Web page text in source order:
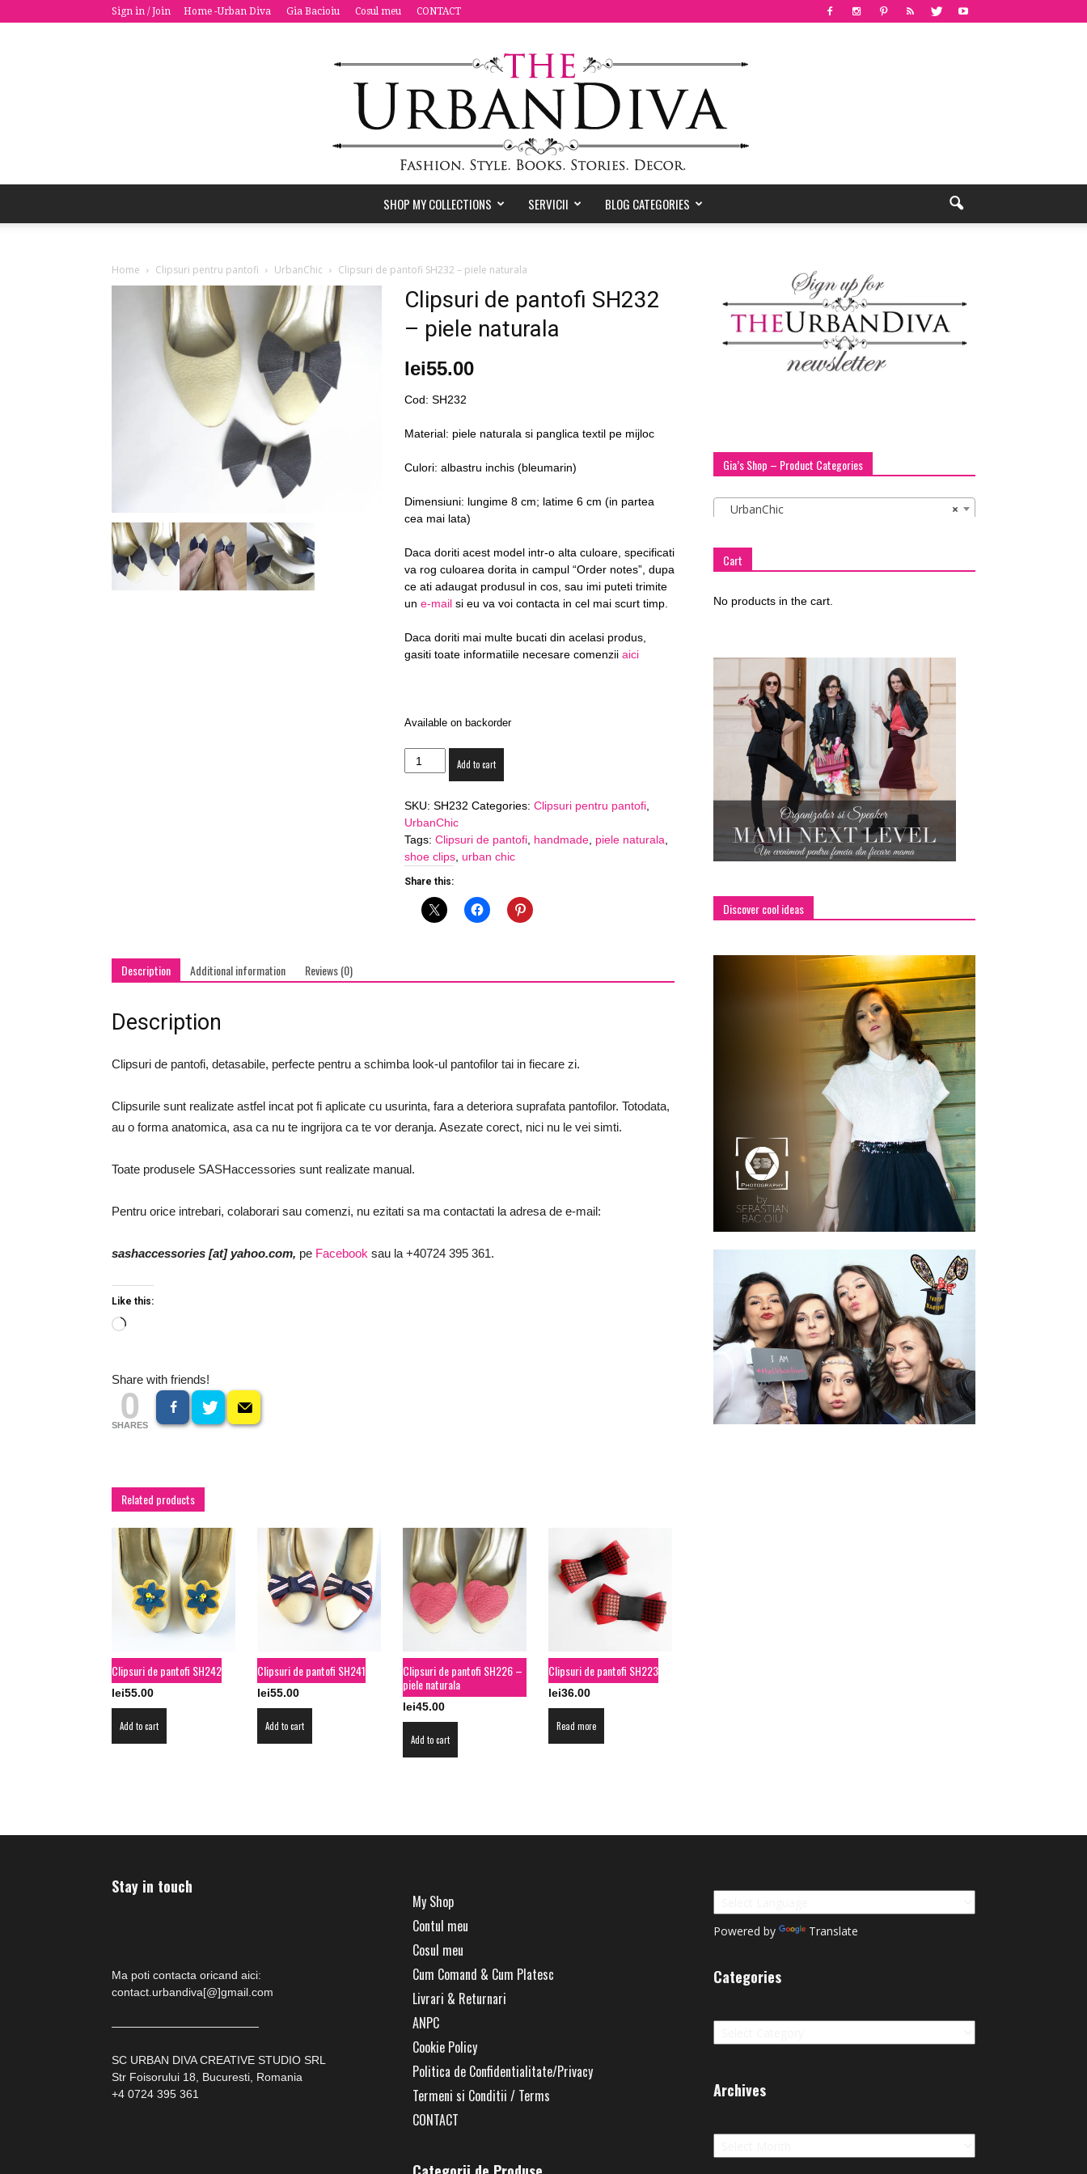
Sign in / Join Home -Urban Diva Gia Bacioiu Cosul meu CONTACT
–
fashion
SHOP MY COLLECTIONS SERVICII BLOG CATEGORIES
Home Clipsuri pentru pantofi UrbanChic Clipsuri de pantofi SH232 – piele naturala
Clipsuri de pantofi SH232
– piele naturala
lei55.00
Cod: SH232
Material: piele naturala si panglica textil pe mijloc
Culori: albastru inchis (bleumarin)
Dimensiuni: lungime 8 cm; latime 6 cm (in partea
cea mai lata)
Daca doriti acest model intr-o alta culoare, specificati
va rog culoarea dorita in campul “Order notes”, dupa
ce ati adaugat produsul in cos, sau imi puteti trimite
un e-mailsi eu va voi contacta in cel mai scurt timp.
Daca doriti mai multe bucati din acelasi produs,
gasiti toate informatiile necesare comenziiaici
Available on backorder
Clipsuri
de
SH232
-
piele
naturala
quantity
Add to cart
SKU: SH232 Categories: Clipsuri pentru pantofi,
UrbanChic
Tags: Clipsuri de pantofi, handmade, piele naturala
shoe clips, urban chic
Share this:
Description Additional information Reviews (0)
Description
Clipsuri de pantofi, detasabile, perfecte pentru a schimba look-ul pantofilor tai in fiecare zi.
Clipsurile sunt realizate astfel incat pot fi aplicate cu usurinta, fara a deteriora suprafata pantofilor. Totodata,
au o forma anatomica, asa ca nu te ingrijora ca te vor deranja. Asezate corect, nici nu le vei simti.
Toate produsele SASHaccessories sunt realizate manual.
Pentru orice intrebari, colaborari sau comenzi, nu ezitati sa ma contactati la adresa de e-mail:
sashaccessories [at] yahoo.com, pe Facebook sau la +40724 395 361.
Like this:
Loading…
Share with friends!
0
SHARES
Related products
Clipsuri de pantofi SH242
lei55.00
Add to cart
Clipsuri de pantofi SH241
lei55.00
Add to cart
Clipsuri de pantofi SH226 –
piele naturala
lei45.00
Add to cart
Clipsuri de pantofi SH223
lei36.00
Read more
Gia’s Shop – Product Categories
×
UrbanChic
Cart
No products in the cart.
Discover cool ideas
Stay in touch
Ma poti contacta oricand aici:
contact.urbandiva[@]gmail.com
—————————————
SC URBAN DIVA CREATIVE STUDIO SRL
Str Foisorului 18, Bucuresti, Romania
+4 0724 395 361
My Shop
Contul meu
Cosul meu
Cum Comand & Cum Platesc
Livrari & Returnari
ANPC
Cookie Policy
Politica de Confidentialitate/Privacy
Termeni si Conditii / Terms
CONTACT
Powered by Translate
Categories
Categories
Archives
Archives